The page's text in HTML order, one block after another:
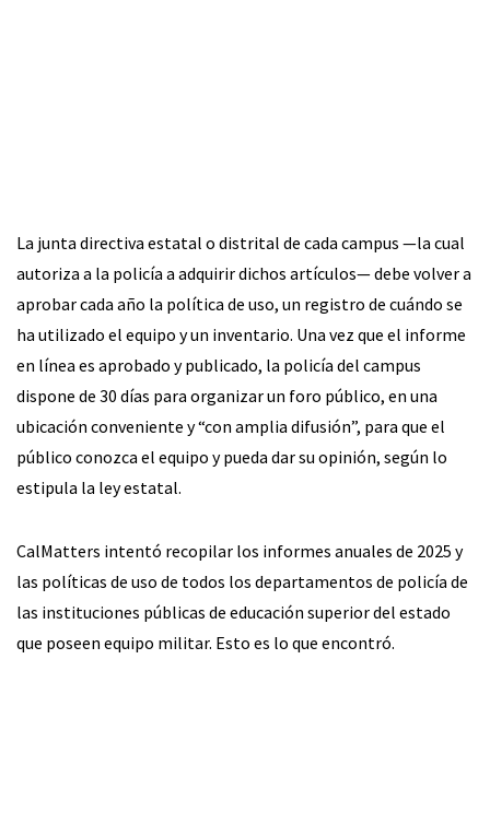
La junta directiva estatal o distrital de cada campus —la cual
autoriza a la policía a adquirir dichos artículos— debe volver a
aprobar cada año la política de uso, un registro de cuándo se
ha utilizado el equipo y un inventario. Una vez que el informe
en línea es aprobado y publicado, la policía del campus
dispone de 30 días para organizar un foro público, en una
ubicación conveniente y “con amplia difusión”, para que el
público conozca el equipo y pueda dar su opinión, según lo
estipula la ley estatal.
CalMatters intentó recopilar los informes anuales de 2025 y
las políticas de uso de todos los departamentos de policía de
las instituciones públicas de educación superior del estado
que poseen equipo militar. Esto es lo que encontró.